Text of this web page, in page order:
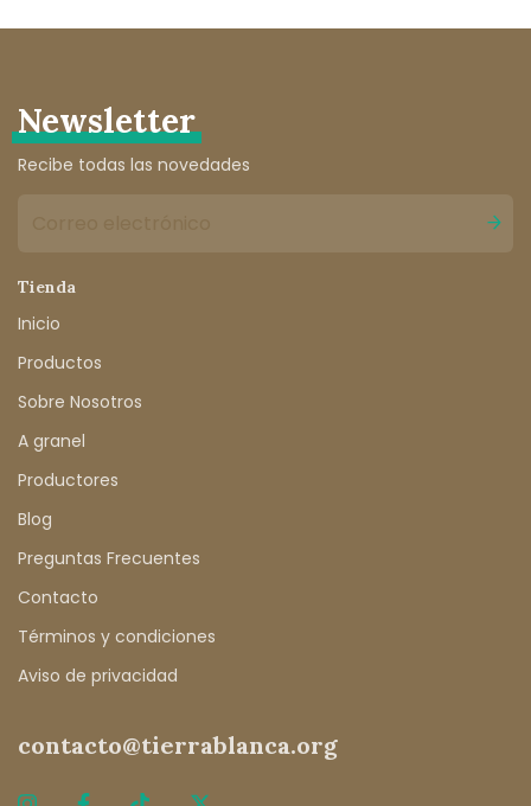
Newsletter
Recibe todas las novedades
Tienda
Inicio
Productos
Sobre Nosotros
A granel
Productores
Blog
Preguntas Frecuentes
Contacto
Términos y condiciones
Aviso de privacidad
contacto@tierrablanca.org